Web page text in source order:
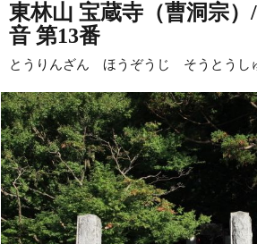
東林山 宝蔵寺（曹洞宗
音 第13番
とうりんざん ほうぞうじ そうとうし